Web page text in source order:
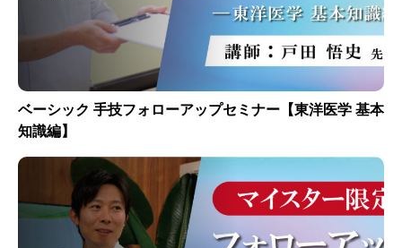
ベーシック 手技フォローアップセミナー【東洋医学 基本
知識編】